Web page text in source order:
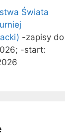
Świata
-zapisy do
-start: